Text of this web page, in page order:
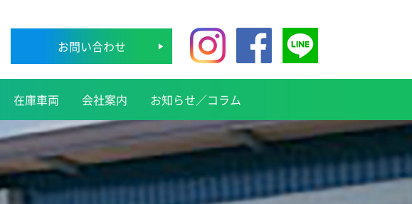
お問い合わせ
在庫車両 会社案内 お知らせ／コラム